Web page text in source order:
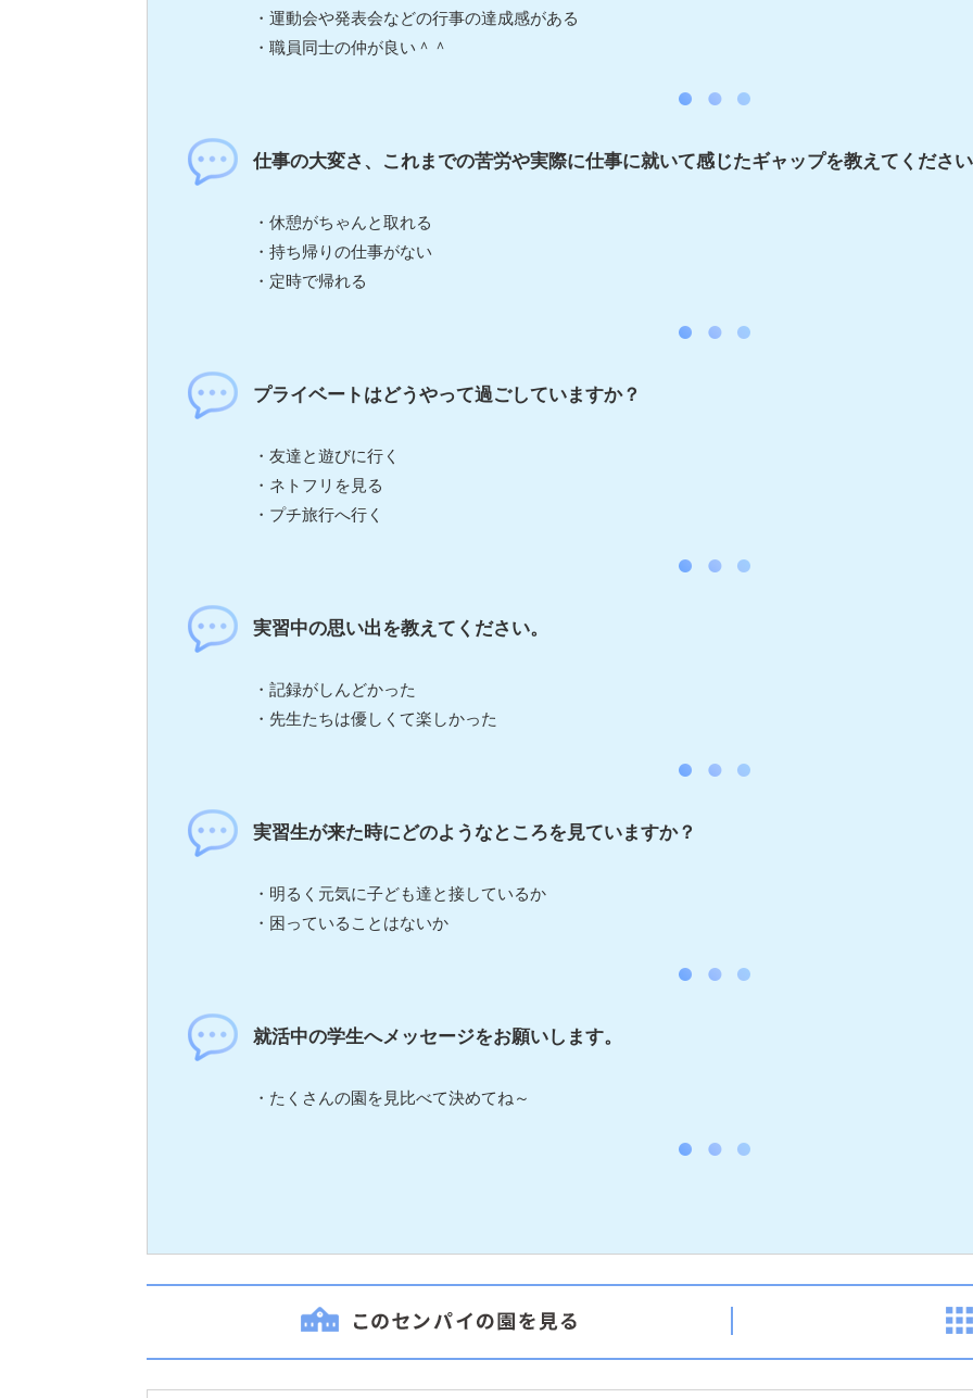
・運動会や発表会などの行事の達成感がある
・職員同士の仲が良い＾＾
仕事の大変さ、これまでの苦労や実際に仕事に就いて感じたギャップを教えてくださ
・休憩がちゃんと取れる
・持ち帰りの仕事がない
・定時で帰れる
プライベートはどうやって過ごしていますか？
・友達と遊びに行く
・ネトフリを見る
・プチ旅行へ行く
実習中の思い出を教えてください。
・記録がしんどかった
・先生たちは優しくて楽しかった
実習生が来た時にどのようなところを見ていますか？
・明るく元気に子ども達と接しているか
・困っていることはないか
就活中の学生へメッセージをお願いします。
・たくさんの園を見比べて決めてね～